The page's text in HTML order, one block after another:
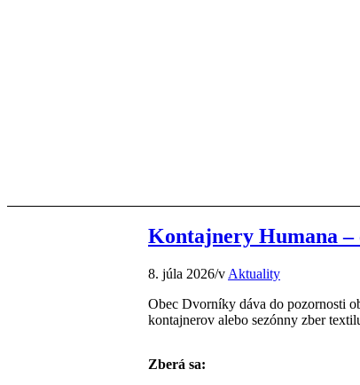
Kontajnery Humana –
8. júla 2026/v Aktuality
Obec Dvorníky dáva do pozornosti
kontajnerov alebo sezónny zber
Zberá sa: